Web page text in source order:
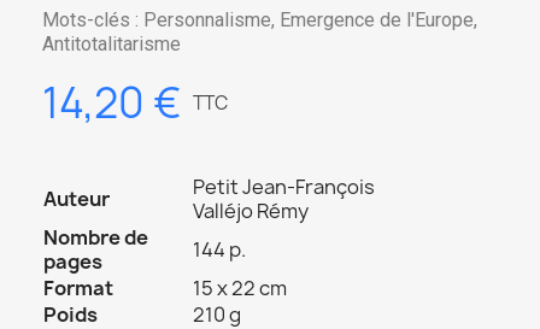
Mots-clés : Personnalisme, Emergence de l'Europe,
Antitotalitarisme
14,20 € TTC
Auteur
Petit Jean-François
Valléjo Rémy
Nombre de
pages
144 p.
Format
15 x 22 cm
Poids
210 g